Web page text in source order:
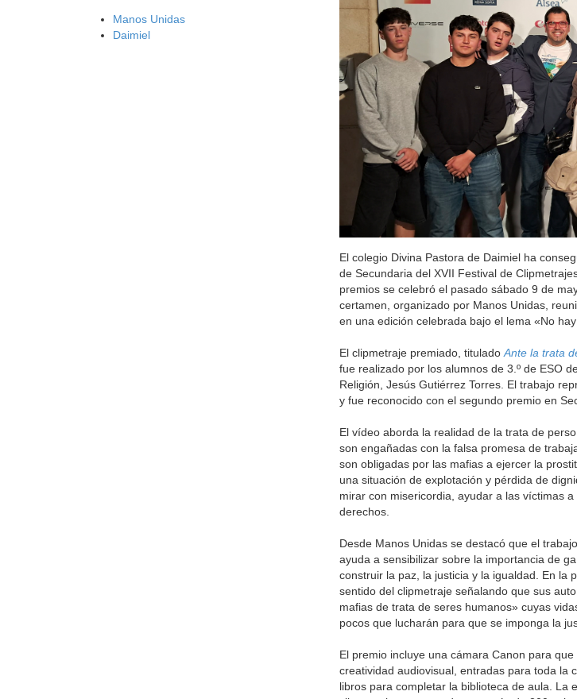
Manos Unidas
Daimiel
El colegio Divina Pastora de Daimiel ha
de Secundaria del XVII Festival de
premios se celebró el pasado sábado 9 de
certamen, organizado por Manos Unidas,
en una edición celebrada bajo el lema «No
El clipmetraje premiado, titulado Ante la trata
fue realizado por los alumnos de 3.º de ESO
Religión, Jesús Gutiérrez Torres. El trabajo
y fue reconocido con el segundo premio en
El vídeo aborda la realidad de la trata de
son engañadas con la falsa promesa de
son obligadas por las mafias a ejercer la
una situación de explotación y pérdida de
mirar con misericordia, ayudar a las víctimas
derechos.
Desde Manos Unidas se destacó que el
ayuda a sensibilizar sobre la importancia de
construir la paz, la justicia y la igualdad. En la
sentido del clipmetraje señalando que sus
mafias de trata de seres humanos» cuyas
pocos que lucharán para que se imponga la
El premio incluye una cámara Canon para
creatividad audiovisual, entradas para toda la
libros para completar la biblioteca de aula. La